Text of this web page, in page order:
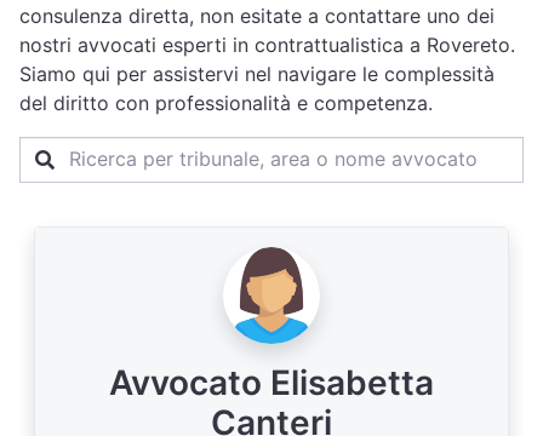
consulenza diretta, non esitate a contattare uno dei
nostri avvocati esperti in contrattualistica a Rovereto.
Siamo qui per assistervi nel navigare le complessità
del diritto con professionalità e competenza.
Avvocato Elisabetta
Canteri